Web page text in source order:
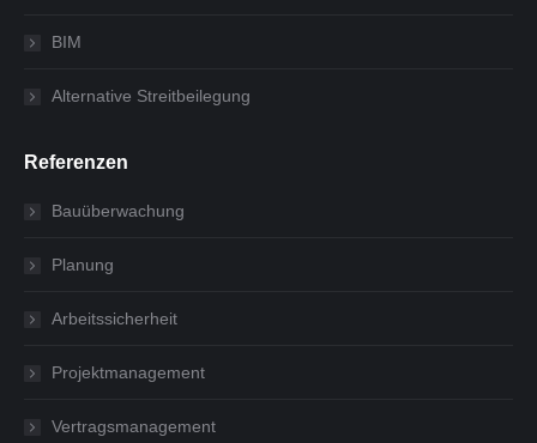
BIM
Alternative Streitbeilegung
Referenzen
Bauüberwachung
Planung
Arbeitssicherheit
Projektmanagement
Vertragsmanagement